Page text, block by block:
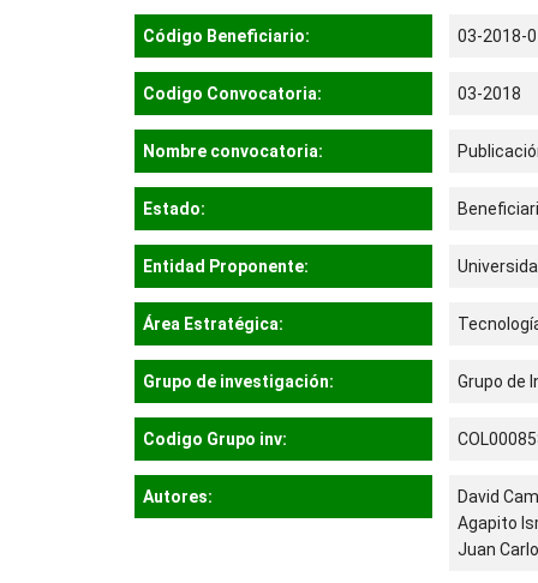
Código Beneficiario: 03-2018-
Codigo Convocatoria: 03-2018
Nombre convocatoria:
Estado:
Entidad Proponente:
Área Estratégica:
Grupo de investigación: Grupo de
Codigo Grupo inv:
Autores:
David
Agapito
Juan